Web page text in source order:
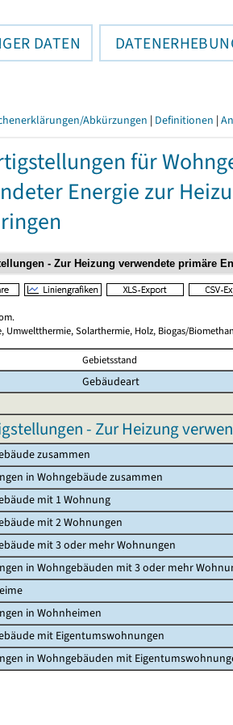
DATEN
Abkürzungen | Definitionen |
für
Energie zur
Umweltthermie, Solarthermie, Holz, Biogas/
Gebietsstand
Gebäudeart
- Zur Heizung
zusammen
in Wohngebäude zusammen
mit 1 Wohnung
mit 2 Wohnungen
mit 3 oder mehr Wohnungen
in Wohngebäuden mit 3 oder mehr
in Wohnheimen
mit Eigentumswohnungen
in Wohngebäuden mit